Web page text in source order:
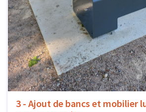
3 - Ajout de bancs et mobilier